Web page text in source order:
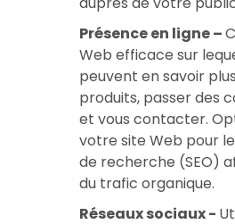
Présence en ligne –
Web efficace sur
peuvent en savoir
produits, passer des
et vous contacter.
votre site Web pour
de recherche (SEO)
du trafic organique.
Réseaux sociaux -